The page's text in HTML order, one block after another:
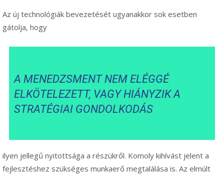
Az új technológiák bevezetését ugyanakkor sok esetben
gátolja, hogy
A MENEDZSMENT NEM ELÉGGÉ
ELKÖTELEZETT, VAGY HIÁNYZIK A
STRATÉGIAI GONDOLKODÁS
ilyen jellegű nyitottsága a részükről. Komoly kihívást jelent a
fejlesztéshez szükséges munkaerő megtalálása is. Az elmúlt